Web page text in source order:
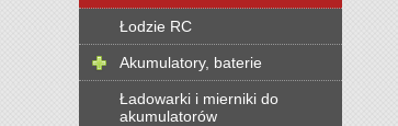
Łodzie RC
Akumulatory, baterie
Ładowarki i mierniki do
akumulatorów